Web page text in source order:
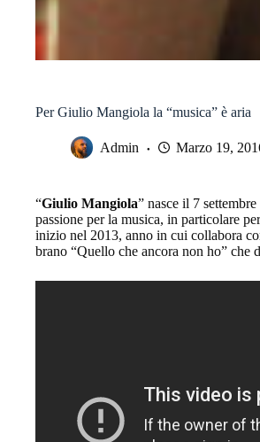
Per Giulio Mangiola la “musica” è aria
Admin Marzo 19,
“Giulio Mangiola” nasce il 7
passione per la musica, in particolare
inizio nel 2013, anno in cui collabora
brano “Quello che ancora non ho” che